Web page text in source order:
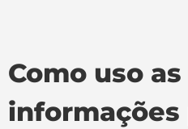
Como uso as
informações